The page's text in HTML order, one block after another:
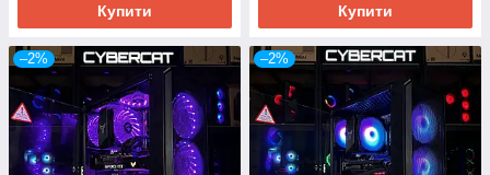
Купити Купити
–2% –2%